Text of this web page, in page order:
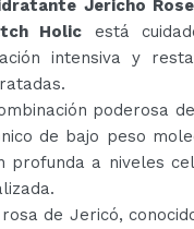
Jericho
Holic está
intensiva y
poderosa
de bajo peso
profunda a niveles
de Jericó,